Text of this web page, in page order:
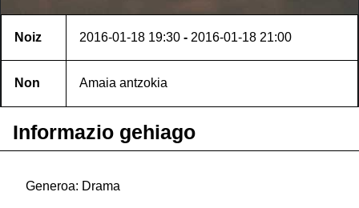
Noiz 2016-01-18 19:30 - 2016-01-18 21:00
Non Amaia antzokia
Informazio gehiago
Generoa: Drama